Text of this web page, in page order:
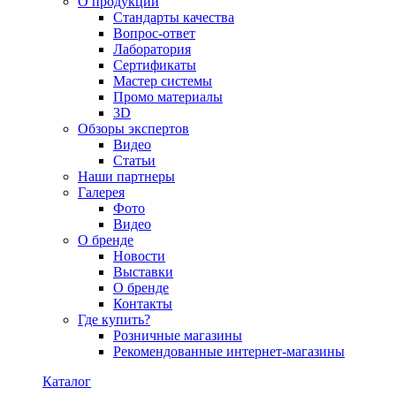
Стандарты качества
Вопрос-ответ
Лаборатория
Сертификаты
Мастер системы
Промо материалы
3D
Обзоры экспертов
Видео
Статьи
Наши партнеры
Галерея
Фото
Видео
О бренде
Новости
Выставки
О бренде
Контакты
Где купить?
Розничные магазины
Рекомендованные интернет-магазины
Каталог